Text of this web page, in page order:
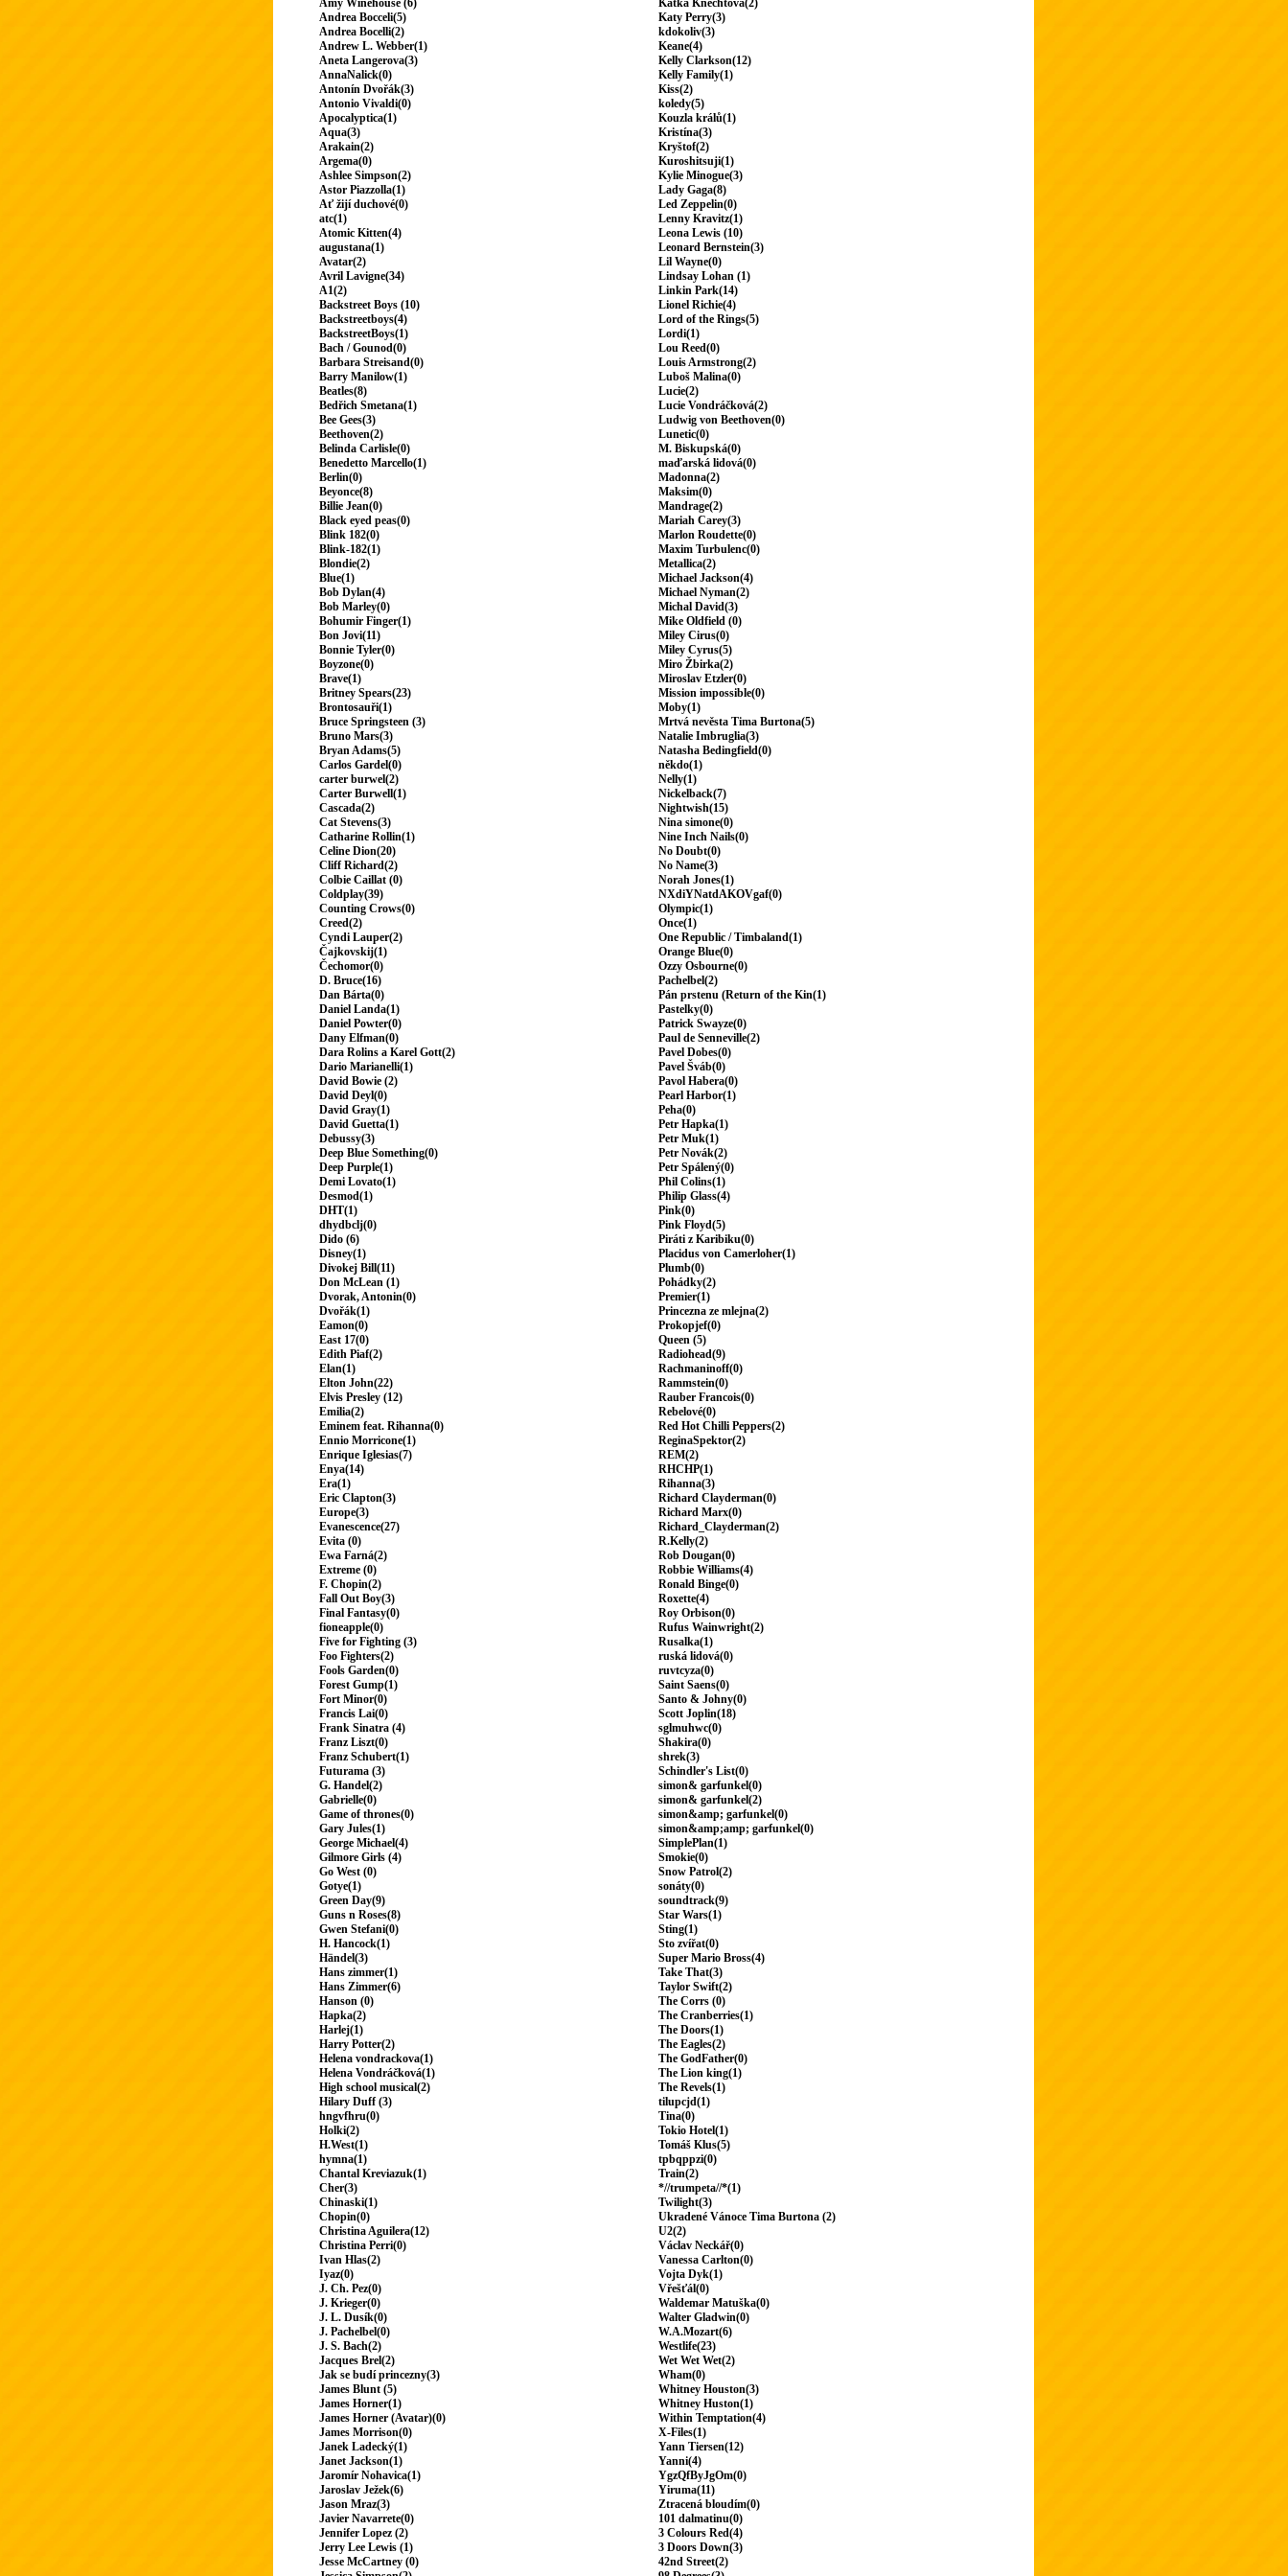
Amy Winehouse (6)
Andrea Bocceli(5)
Andrea Bocelli(2)
Andrew L. Webber(1)
Aneta Langerova(3)
AnnaNalick(0)
Antonín Dvořák(3)
Antonio Vivaldi(0)
Apocalyptica(1)
Aqua(3)
Arakain(2)
Argema(0)
Ashlee Simpson(2)
Astor Piazzolla(1)
Ať žijí duchové(0)
atc(1)
Atomic Kitten(4)
augustana(1)
Avatar(2)
Avril Lavigne(34)
A1(2)
Backstreet Boys (10)
Backstreetboys(4)
BackstreetBoys(1)
Bach / Gounod(0)
Barbara Streisand(0)
Barry Manilow(1)
Beatles(8)
Bedřich Smetana(1)
Bee Gees(3)
Beethoven(2)
Belinda Carlisle(0)
Benedetto Marcello(1)
Berlin(0)
Beyonce(8)
Billie Jean(0)
Black eyed peas(0)
Blink 182(0)
Blink-182(1)
Blondie(2)
Blue(1)
Bob Dylan(4)
Bob Marley(0)
Bohumir Finger(1)
Bon Jovi(11)
Bonnie Tyler(0)
Boyzone(0)
Brave(1)
Britney Spears(23)
Brontosauři(1)
Bruce Springsteen (3)
Bruno Mars(3)
Bryan Adams(5)
Carlos Gardel(0)
carter burwel(2)
Carter Burwell(1)
Cascada(2)
Cat Stevens(3)
Catharine Rollin(1)
Celine Dion(20)
Cliff Richard(2)
Colbie Caillat (0)
Coldplay(39)
Counting Crows(0)
Creed(2)
Cyndi Lauper(2)
Čajkovskij(1)
Čechomor(0)
D. Bruce(16)
Dan Bárta(0)
Daniel Landa(1)
Daniel Powter(0)
Dany Elfman(0)
Dara Rolins a Karel Gott(2)
Dario Marianelli(1)
David Bowie (2)
David Deyl(0)
David Gray(1)
David Guetta(1)
Debussy(3)
Deep Blue Something(0)
Deep Purple(1)
Demi Lovato(1)
Desmod(1)
DHT(1)
dhydbclj(0)
Dido (6)
Disney(1)
Divokej Bill(11)
Don McLean (1)
Dvorak, Antonin(0)
Dvořák(1)
Eamon(0)
East 17(0)
Edith Piaf(2)
Elan(1)
Elton John(22)
Elvis Presley (12)
Emilia(2)
Eminem feat. Rihanna(0)
Ennio Morricone(1)
Enrique Iglesias(7)
Enya(14)
Era(1)
Eric Clapton(3)
Europe(3)
Evanescence(27)
Evita (0)
Ewa Farná(2)
Extreme (0)
F. Chopin(2)
Fall Out Boy(3)
Final Fantasy(0)
fioneapple(0)
Five for Fighting (3)
Foo Fighters(2)
Fools Garden(0)
Forest Gump(1)
Fort Minor(0)
Francis Lai(0)
Frank Sinatra (4)
Franz Liszt(0)
Franz Schubert(1)
Futurama (3)
G. Handel(2)
Gabrielle(0)
Game of thrones(0)
Gary Jules(1)
George Michael(4)
Gilmore Girls (4)
Go West (0)
Gotye(1)
Green Day(9)
Guns n Roses(8)
Gwen Stefani(0)
H. Hancock(1)
Händel(3)
Hans zimmer(1)
Hans Zimmer(6)
Hanson (0)
Hapka(2)
Harlej(1)
Harry Potter(2)
Helena vondrackova(1)
Helena Vondráčková(1)
High school musical(2)
Hilary Duff (3)
hngvfhru(0)
Holki(2)
H.West(1)
hymna(1)
Chantal Kreviazuk(1)
Cher(3)
Chinaski(1)
Chopin(0)
Christina Aguilera(12)
Christina Perri(0)
Ivan Hlas(2)
Iyaz(0)
J. Ch. Pez(0)
J. Krieger(0)
J. L. Dusík(0)
J. Pachelbel(0)
J. S. Bach(2)
Jacques Brel(2)
Jak se budí princezny(3)
James Blunt (5)
James Horner(1)
James Horner (Avatar)(0)
James Morrison(0)
Janek Ladecký(1)
Janet Jackson(1)
Jaromír Nohavica(1)
Jaroslav Ježek(6)
Jason Mraz(3)
Javier Navarrete(0)
Jennifer Lopez (2)
Jerry Lee Lewis (1)
Jesse McCartney (0)
Katka Knechtová(2)
Katy Perry(3)
kdokoliv(3)
Keane(4)
Kelly Clarkson(12)
Kelly Family(1)
Kiss(2)
koledy(5)
Kouzla králů(1)
Kristína(3)
Kryštof(2)
Kuroshitsuji(1)
Kylie Minogue(3)
Lady Gaga(8)
Led Zeppelin(0)
Lenny Kravitz(1)
Leona Lewis (10)
Leonard Bernstein(3)
Lil Wayne(0)
Lindsay Lohan (1)
Linkin Park(14)
Lionel Richie(4)
Lord of the Rings(5)
Lordi(1)
Lou Reed(0)
Louis Armstrong(2)
Luboš Malina(0)
Lucie(2)
Lucie Vondráčková(2)
Ludwig von Beethoven(0)
Lunetic(0)
M. Biskupská(0)
maďarská lidová(0)
Madonna(2)
Maksim(0)
Mandrage(2)
Mariah Carey(3)
Marlon Roudette(0)
Maxim Turbulenc(0)
Metallica(2)
Michael Jackson(4)
Michael Nyman(2)
Michal David(3)
Mike Oldfield (0)
Miley Cirus(0)
Miley Cyrus(5)
Miro Žbirka(2)
Miroslav Etzler(0)
Mission impossible(0)
Moby(1)
Mrtvá nevěsta Tima Burtona(5)
Natalie Imbruglia(3)
Natasha Bedingfield(0)
někdo(1)
Nelly(1)
Nickelback(7)
Nightwish(15)
Nina simone(0)
Nine Inch Nails(0)
No Doubt(0)
No Name(3)
Norah Jones(1)
NXdiYNatdAKOVgaf(0)
Olympic(1)
Once(1)
One Republic / Timbaland(1)
Orange Blue(0)
Ozzy Osbourne(0)
Pachelbel(2)
Pán prstenu (Return of the Kin(1)
Pastelky(0)
Patrick Swayze(0)
Paul de Senneville(2)
Pavel Dobes(0)
Pavel Šváb(0)
Pavol Habera(0)
Pearl Harbor(1)
Peha(0)
Petr Hapka(1)
Petr Muk(1)
Petr Novák(2)
Petr Spálený(0)
Phil Colins(1)
Philip Glass(4)
Pink(0)
Pink Floyd(5)
Piráti z Karibiku(0)
Placidus von Camerloher(1)
Plumb(0)
Pohádky(2)
Premier(1)
Princezna ze mlejna(2)
Prokopjef(0)
Queen (5)
Radiohead(9)
Rachmaninoff(0)
Rammstein(0)
Rauber Francois(0)
Rebelové(0)
Red Hot Chilli Peppers(2)
ReginaSpektor(2)
REM(2)
RHCHP(1)
Rihanna(3)
Richard Clayderman(0)
Richard Marx(0)
Richard_Clayderman(2)
R.Kelly(2)
Rob Dougan(0)
Robbie Williams(4)
Ronald Binge(0)
Roxette(4)
Roy Orbison(0)
Rufus Wainwright(2)
Rusalka(1)
ruská lidová(0)
ruvtcyza(0)
Saint Saens(0)
Santo & Johny(0)
Scott Joplin(18)
sglmuhwc(0)
Shakira(0)
shrek(3)
Schindler's List(0)
simon& garfunkel(0)
simon& garfunkel(2)
simon&amp; garfunkel(0)
simon&amp;amp; garfunkel(0)
SimplePlan(1)
Smokie(0)
Snow Patrol(2)
sonáty(0)
soundtrack(9)
Star Wars(1)
Sting(1)
Sto zvířat(0)
Super Mario Bross(4)
Take That(3)
Taylor Swift(2)
The Corrs (0)
The Cranberries(1)
The Doors(1)
The Eagles(2)
The GodFather(0)
The Lion king(1)
The Revels(1)
tilupcjd(1)
Tina(0)
Tokio Hotel(1)
Tomáš Klus(5)
tpbqppzi(0)
Train(2)
*//trumpeta//*(1)
Twilight(3)
Ukradené Vánoce Tima Burtona (2)
U2(2)
Václav Neckář(0)
Vanessa Carlton(0)
Vojta Dyk(1)
Vřešťál(0)
Waldemar Matuška(0)
Walter Gladwin(0)
W.A.Mozart(6)
Westlife(23)
Wet Wet Wet(2)
Wham(0)
Whitney Houston(3)
Whitney Huston(1)
Within Temptation(4)
X-Files(1)
Yann Tiersen(12)
Yanni(4)
YgzQfByJgOm(0)
Yiruma(11)
Ztracená bloudím(0)
101 dalmatinu(0)
3 Colours Red(4)
3 Doors Down(3)
42nd Street(2)